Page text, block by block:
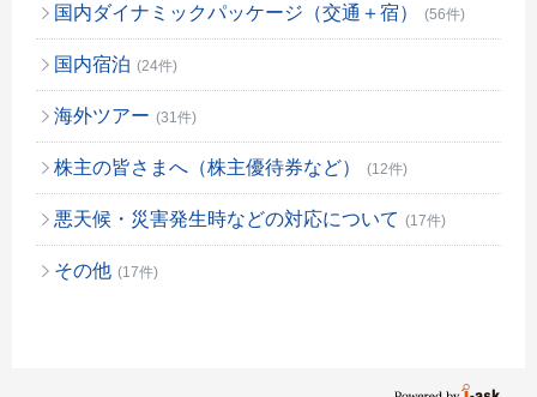
国内ダイナミックパッケージ（交通＋宿） (56件)
国内宿泊 (24件)
海外ツアー (31件)
株主の皆さまへ（株主優待券など） (12件)
悪天候・災害発生時などの対応について (17件)
その他 (17件)